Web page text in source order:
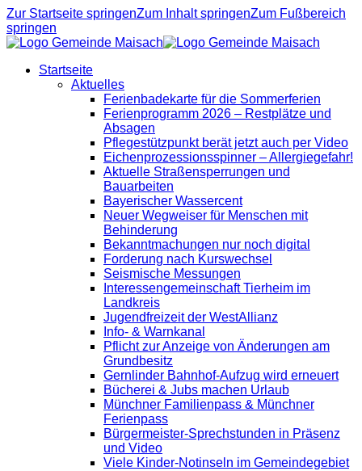
Zur Startseite springenZum Inhalt springenZum Fußbereich
springen
Startseite
Aktuelles
Ferienbadekarte für die Sommerferien
Ferienprogramm 2026 – Restplätze und
Absagen
Pflegestützpunkt berät jetzt auch per Video
Eichenprozessionsspinner – Allergiegefahr!
Aktuelle Straßensperrungen und
Bauarbeiten
Bayerischer Wassercent
Neuer Wegweiser für Menschen mit
Behinderung
Bekanntmachungen nur noch digital
Forderung nach Kurswechsel
Seismische Messungen
Interessengemeinschaft Tierheim im
Landkreis
Jugendfreizeit der WestAllianz
Info- & Warnkanal
Pflicht zur Anzeige von Änderungen am
Grundbesitz
Gernlinder Bahnhof-Aufzug wird erneuert
Bücherei & Jubs machen Urlaub
Münchner Familienpass & Münchner
Ferienpass
Bürgermeister-Sprechstunden in Präsenz
und Video
Viele Kinder-Notinseln im Gemeindegebiet